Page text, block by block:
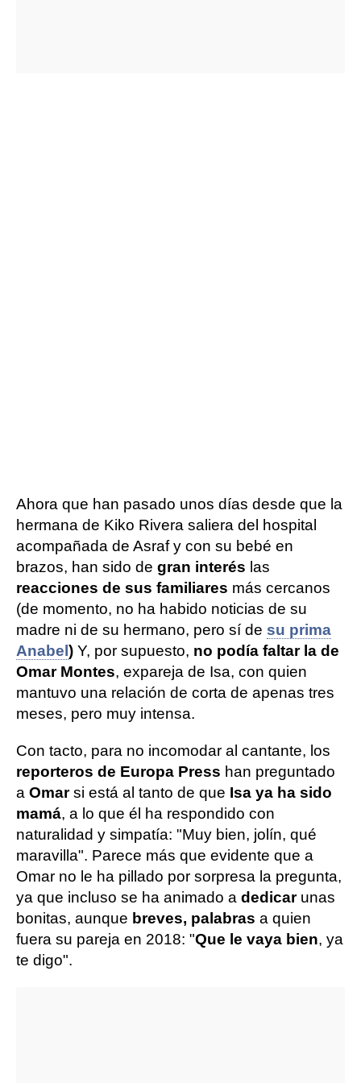
Ahora que han pasado unos días desde que la
hermana de Kiko Rivera saliera del hospital
acompañada de Asraf y con su bebé en
brazos, han sido de gran interés las
reacciones de sus familiares más cercanos
(de momento, no ha habido noticias de su
madre ni de su hermano, pero sí de su prima
Anabel) Y, por supuesto, no podía faltar la de
Omar Montes, expareja de Isa, con quien
mantuvo una relación de corta de apenas tres
meses, pero muy intensa.
Con tacto, para no incomodar al cantante, los
reporteros de Europa Press han preguntado
a Omarsi está al tanto de que Isa ya ha sido
mamá, a lo que él ha respondido con
naturalidad y simpatía: "Muy bien, jolín, qué
maravilla". Parece más que evidente que a
Omar no le ha pillado por sorpresa la pregunta,
ya que incluso se ha animado a dedicar unas
bonitas, aunque breves, palabras a quien
fuera su pareja en 2018: "Que le vaya bien, ya
te digo".